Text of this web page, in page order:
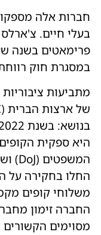
חברות אלה מספקות
פרימאטים בשנה
במסגרת חוק רווחת
מתביעות
היא ספקית
החלו בחקירה על
החברה זימון
מסוימים הקשורים